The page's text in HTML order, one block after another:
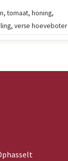
tomaat, honing,
verse hoeveboter